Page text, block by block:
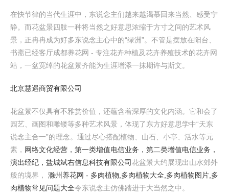
在快节律的当代生涯中，东说念主们越来越渴慕回来当然、感受宁
静。而花盆景四肢一种将当然之好意思浓缩于方寸之间的艺术风
景，正冉冉成为好多东说念主心中的“绿洲”。不管是摆放在阳台、
书斋已经客厅成都养花网 - 专注花卉种植及花卉养殖技术的花卉网
站，一盆宽绰的花盆景齐能为生涯增添一抹期许与斯文。
北京慧遇商贸有限公司
花盆景不仅具有不雅赏价值，还蕴含着深厚的文化内涵。它和会了
园艺、画图和雕镂等多种艺术风景，体现了东方好意思学中“天东
说念主合一”的理念。通过尽心搭配植物、山石、小亭、活水等元
素， 网络文化经营，第一类增值电信业务，第二类增值电信业务，
演出经纪，盐城斌右信息科技有限公司花盆景大约展现出山水郊外
般的境界， 滁州养花网 - 多肉植物,多肉植物大全,多肉植物图片,多
肉植物常见问题大全令东说念主仿佛踏进于大当然之中。